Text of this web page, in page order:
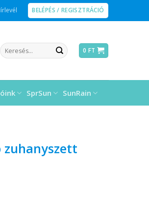
BELÉPÉS / REGISZTRÁCIÓ
Keresés
a
0 FT
SprSun SunRain